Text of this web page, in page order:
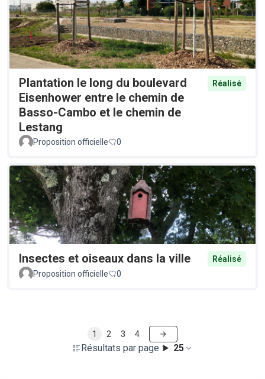
Plantation le long du boulevard
Eisenhower entre le chemin de
Basso-Cambo et le chemin de
Lestang
Réalisé
Proposition officielle 0
Insectes et oiseaux dans la ville
Réalisé
Proposition officielle
0
Résultats par page : 25
1 2 3 4